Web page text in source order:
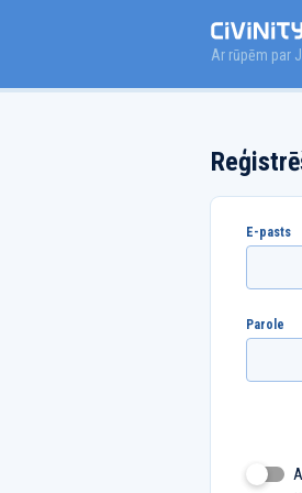
Ar rūpēm par
E-pasts
Parole